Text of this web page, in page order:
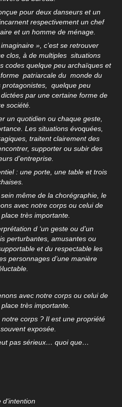
pour deux danseurs et un
respectivement un chef
et un homme de ménage.
», c’est se retrouver
clos, à de multiples situations
codes quelque peu archaïques et
patriarcale du monde du
protagonistes, quelque peu
par une certaine forme de
société.
un quotidien ou chaque geste,
Les situations évoquées,
traitent clairement des
supporter ou subir des
d’entreprise.
: une porte, une table et trois
même de la chorégraphie, le
avec notre corps ou celui de
très importante.
d ‘un geste ou d’un
perturbantes, amusantes ou
et du respectable les
personnages d’une manière
avec notre corps ou celui de
très importante.
corps ? Il est une propriété
exposée.
pas sérieux… quoi que…
d'intention